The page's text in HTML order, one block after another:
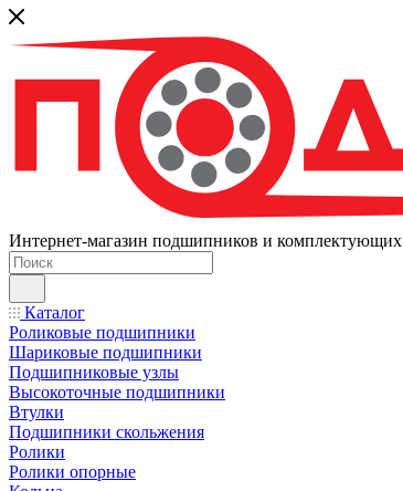
Интернет-магазин подшипников и комплектующих
Каталог
Роликовые подшипники
Шариковые подшипники
Подшипниковые узлы
Высокоточные подшипники
Втулки
Подшипники скольжения
Ролики
Ролики опорные